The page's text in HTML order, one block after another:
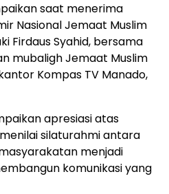
saat menerima
Nasional Jemaat Muslim
Firdaus Syahid, bersama
mubaligh Jemaat Muslim
Kompas TV Manado,
apresiasi atas
silaturahmi antara
menjadi
komunikasi yang